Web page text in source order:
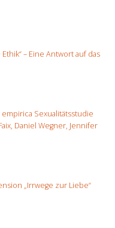
– Eine Antwort auf das
Sexualitätsstudie
Daniel Wegner, Jennifer
„Irrwege zur Liebe“